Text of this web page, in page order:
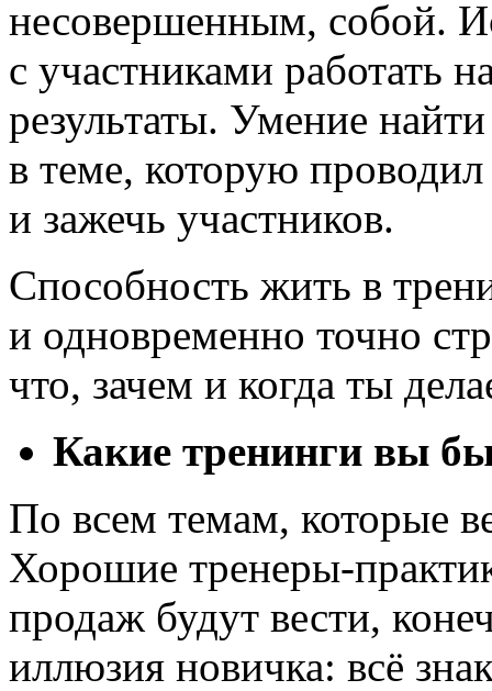
несовершенным, собой.
с участниками работать
результаты. Умение
в теме, которую
и зажечь участников.
Способность жить в
и одновременно точно
что, зачем и когда ты
Какие тренинги вы
По всем темам, которые
Хорошие тренеры-
продаж будут вести,
иллюзия новичка: всё